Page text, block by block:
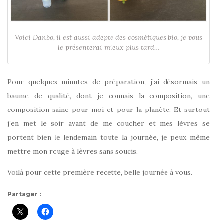
Voici Danbo, il est aussi adepte des cosmétiques bio, je vous
le présenterai mieux plus tard…
Pour quelques minutes de préparation, j’ai désormais un
baume de qualité, dont je connais la composition, une
composition saine pour moi et pour la planète. Et surtout
j’en met le soir avant de me coucher et mes lèvres se
portent bien le lendemain toute la journée, je peux même
mettre mon rouge à lèvres sans soucis.
Voilà pour cette première recette, belle journée à vous.
Partager :